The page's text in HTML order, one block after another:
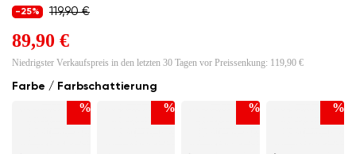
Farbe / Farbschattierung
% % % %
-25% 119,90 €
89,90 €
Niedrigster Verkaufspreis in den letzten 30 Tagen vor Preissenkung: 119,90 €